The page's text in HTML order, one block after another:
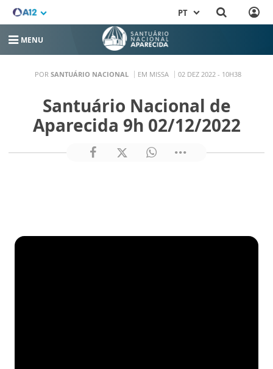
PT
MENU
POR SANTUÁRIO NACIONAL EM MISSA 02 DEZ 2022 - 10H38
Santuário Nacional de
Aparecida 9h 02/12/2022